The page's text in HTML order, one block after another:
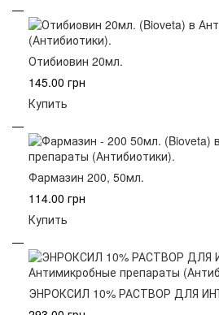
Отибиовин 20мл.
145.00 грн
Купить
Фармазин 200, 50мл.
114.00 грн
Купить
ЭНРОКСИЛ 10% РАСТВОР ДЛЯ